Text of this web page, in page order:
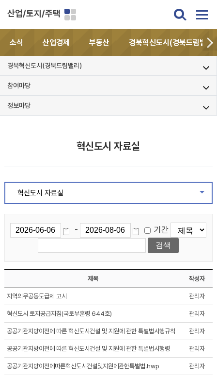
산업/토지/주택
소식 산업경제 부동산 경북혁신도시(경북드림밸리)
경북혁신도시(경북드림밸리)
참여마당
정보마당
혁신도시 자료실
혁신도시 자료실
- 기간
제목 작성자
지역의무공동도급제 고시 관리자
혁신도시 토지공급지침(국토부훈령 644호) 관리자
공공기관지방이전에 따른 혁신도시건설 및 지원에 관한 특별법시행규칙 관리자
공공기관지방이전에 따른 혁신도시건설 및 지원에 관한 특별법시행령 관리자
공공기관지방이전에따른혁신도시건설및지원에관한특별법.hwp 관리자